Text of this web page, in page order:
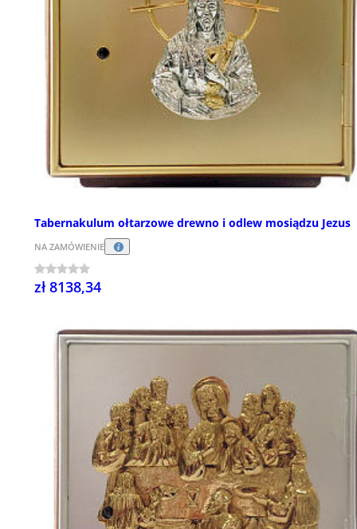
Tabernakulum ołtarzowe drewno i odlew mosiądzu Jezus
NA ZAMÓWIENIE
zł 8138,34